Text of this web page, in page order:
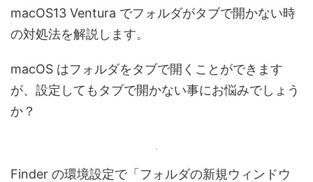
macOS13 Ventura でフォルダがタブで開かない時
の対処法を解説します。
macOS はフォルダをタブで開くことができます
が、設定してもタブで開かない事にお悩みでしょう
か？
Finder の環境設定で「フォルダの新規ウィンドウ